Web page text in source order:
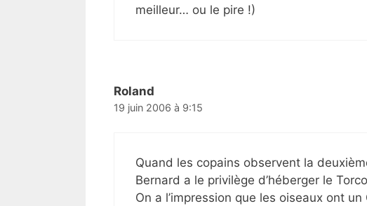
meilleur… ou le pire !)
Roland
19 juin 2006 à 9:15
Quand les copains observent la
Bernard a le privilège d’héberger le
On a l’impression que les oiseaux ont